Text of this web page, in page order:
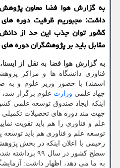
به گزارش هوا فضا معاون
داشت: مجبوریم ظرفیت دوره
کشور توان جذب این حد از
مقابل باید بر پژوهشگران دوره
به گزارش هوا فضا به نقل از ایسنا،
اسفند) با حضور وزیر علوم و
جهاد علمی وزارت علوم برگزار شد،
اینکه ایجاد صندوق توسعه علمی
جهت مند دوره های تحصیلات
علم و فناوری را هم باید تقویت
توسعه علم و فناوری هم باید توسعه
رحیمی با اعلان اینکه در بخش
سطح کشور در سال
به ما می دهد، اظهار داشت: